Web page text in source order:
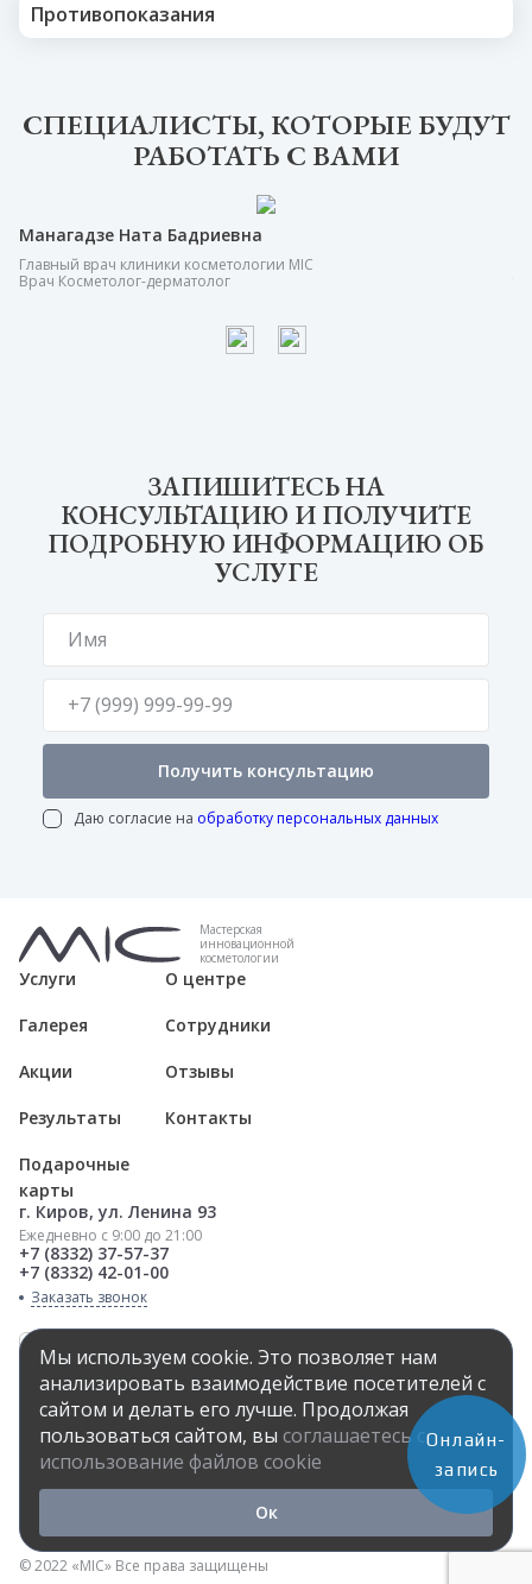
Противопоказания
СПЕЦИАЛИСТЫ, КОТОРЫЕ БУДУТ
РАБОТАТЬ С ВАМИ
Манагадзе Ната Бадриевна
Главный врач клиники косметологии MIC
Врач Косметолог-дерматолог
ЗАПИШИТЕСЬ НА
КОНСУЛЬТАЦИЮ И ПОЛУЧИТЕ
ПОДРОБНУЮ ИНФОРМАЦИЮ ОБ
УСЛУГЕ
Получить консультацию
Даю согласие на обработку персональных данных
Мастерская
инновационной
косметологии
Услуги О центре
Галерея Сотрудники
Акции Отзывы
Результаты Контакты
Подарочные
карты
г. Киров, ул. Ленина 93
Ежедневно с 9:00 до 21:00
+7 (8332) 37-57-37
+7 (8332) 42-01-00
Заказать звонок
Онлайн запись
© 2022 «MIC» Все права защищены
Онлайн-
запись
Мы используем cookie. Это позволяет нам
анализировать взаимодействие посетителей с
сайтом и делать его лучше. Продолжая
пользоваться сайтом, вы соглашаетесь с
использование файлов cookie
Ок